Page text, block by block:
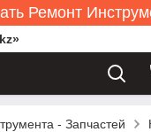
Ремонт
- Запчастей